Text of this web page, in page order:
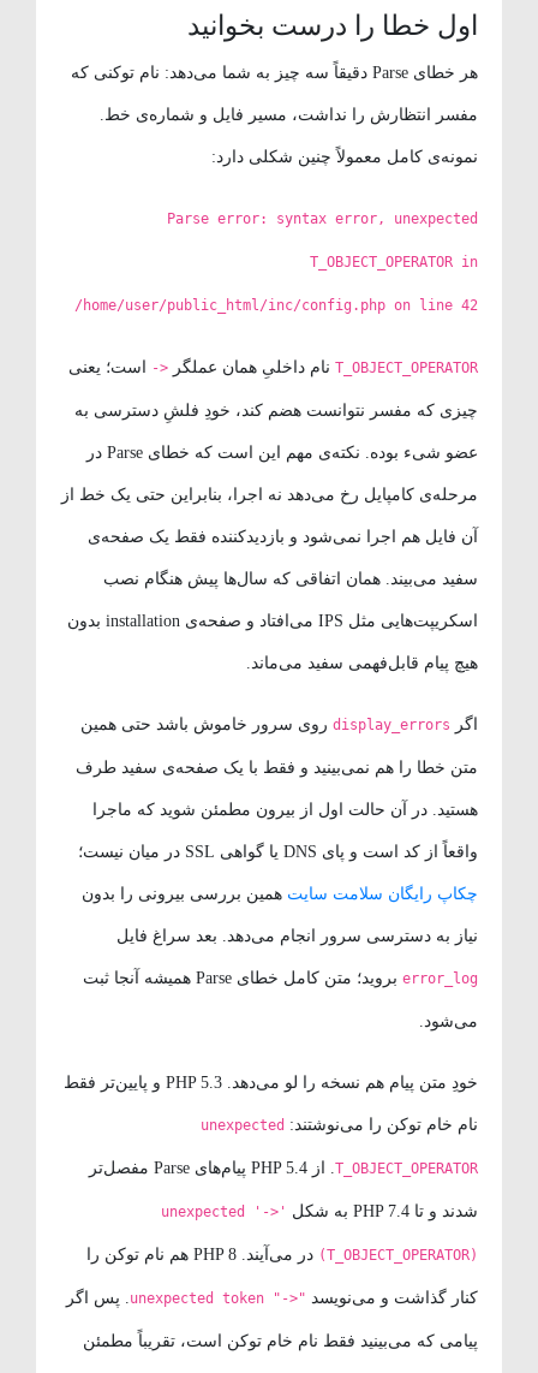
اول خطا را درست بخوانید
هر خطای Parse دقیقاً سه چیز به شما می‌دهد: نام توکنی که
مفسر انتظارش را نداشت، مسیر فایل و شماره‌ی خط.
نمونه‌ی کامل معمولاً چنین شکلی دارد:
Parse error: syntax error, unexpected
T_OBJECT_OPERATOR in
/home/user/public_html/inc/config.php on line 42
T_OBJECT_OPERATORنام داخلیِ همان عملگر-> است؛ یعنی
چیزی که مفسر نتوانست هضم کند، خودِ فلشِ دسترسی به
عضو شیء بوده. نکته‌ی مهم این است که خطای Parse در
مرحله‌ی کامپایل رخ می‌دهد نه اجرا، بنابراین حتی یک خط از
آن فایل هم اجرا نمی‌شود و بازدیدکننده فقط یک صفحه‌ی
سفید می‌بیند. همان اتفاقی که سال‌ها پیش هنگام نصب
اسکریپت‌هایی مثل IPS می‌افتاد و صفحه‌ی installation بدون
هیچ پیام قابل‌فهمی سفید می‌ماند.
display_errorsروی سرور خاموش باشد حتی همین
متن خطا را هم نمی‌بینید و فقط با یک صفحه‌ی سفید طرف
هستید. در آن حالت اول از بیرون مطمئن شوید که ماجرا
واقعاً از کد است و پای DNS یا گواهی SSL در میان نیست؛
چکاپ رایگان سلامت سایتهمین بررسی بیرونی را بدون
نیاز به دسترسی سرور انجام می‌دهد. بعد سراغ فایل
error_log بروید؛ متن کامل خطای Parse همیشه آنجا ثبت
می‌شود.
خودِ متن پیام هم نسخه را لو می‌دهد. PHP 5.3 و پایین‌تر فقط
نام خام توکن را می‌نوشتند:unexpected
T_OBJECT_OPERATOR . از PHP 5.4 پیام‌های Parse مفصل‌تر
شدند و تا PHP 7.4 به شکل unexpected '->'
(T_OBJECT_OPERATOR) در می‌آیند. PHP 8 هم نام توکن را
کنار گذاشت و می‌نویسدunexpected token "->". پس اگر
پیامی که می‌بینید فقط نام خام توکن است، تقریباً مطمئن